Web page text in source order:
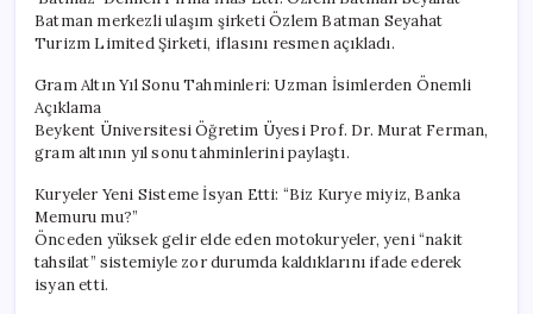
Batman merkezli ulaşım şirketi Özlem Batman Seyahat
Turizm Limited Şirketi, iflasını resmen açıkladı.
Gram Altın Yıl Sonu Tahminleri: Uzman İsimlerden Önemli
Açıklama
Beykent Üniversitesi Öğretim Üyesi Prof. Dr. Murat Ferman,
gram altının yıl sonu tahminlerini paylaştı.
Kuryeler Yeni Sisteme İsyan Etti: “Biz Kurye miyiz, Banka
Memuru mu?”
Önceden yüksek gelir elde eden motokuryeler, yeni “nakit
tahsilat” sistemiyle zor durumda kaldıklarını ifade ederek
isyan etti.